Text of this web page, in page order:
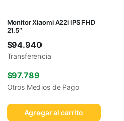
Monitor Xiaomi A22i IPS FHD
21.5″
$94.940
Transferencia
$97.789
Otros Medios de Pago
Agregar al carrito